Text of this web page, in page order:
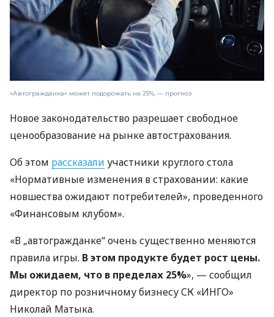
«Автогражданка» может подорожать на 25%, — прогноз
Новое законодательство разрешает свободное
ценообразование на рынке автострахования.
Об этом рассказали участники круглого стола
«Нормативные изменения в страховании: какие
новшества ожидают потребителей», проведенного
«Финансовым клубом».
«В „автогражданке“ очень существенно меняются
правила игры. В этом продукте будет рост цены.
Мы ожидаем, что в пределах 25%», — сообщил
директор по розничному бизнесу СК «ИНГО»
Николай Матыка.